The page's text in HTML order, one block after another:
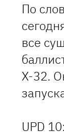
По
все
Х-32.
UPD